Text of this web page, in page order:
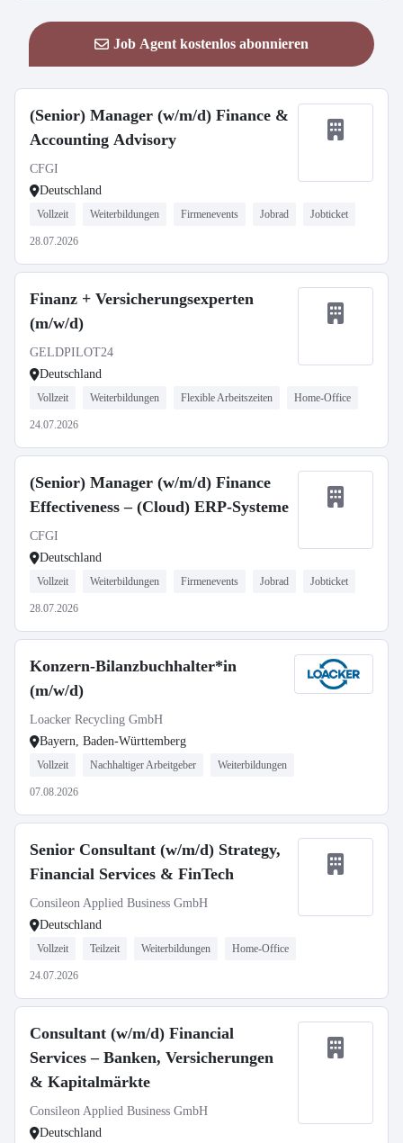
Job Agent kostenlos abonnieren
(Senior) Manager (w/m/d) Finance &
Accounting Advisory
CFGI
Deutschland
Vollzeit Weiterbildungen Firmenevents Jobrad Jobticket
28.07.2026
Finanz + Versicherungsexperten
(m/w/d)
GELDPILOT24
Deutschland
Vollzeit Weiterbildungen Flexible Arbeitszeiten Home-Office
24.07.2026
(Senior) Manager (w/m/d) Finance
Effectiveness – (Cloud) ERP-Systeme
CFGI
Deutschland
Vollzeit Weiterbildungen Firmenevents Jobrad Jobticket
28.07.2026
Konzern-Bilanzbuchhalter*in
(m/w/d)
Loacker Recycling GmbH
Bayern, Baden-Württemberg
Vollzeit Nachhaltiger Arbeitgeber Weiterbildungen
07.08.2026
Senior Consultant (w/m/d) Strategy,
Financial Services & FinTech
Consileon Applied Business GmbH
Deutschland
Vollzeit Teilzeit Weiterbildungen Home-Office
24.07.2026
Consultant (w/m/d) Financial
Services – Banken, Versicherungen
& Kapitalmärkte
Consileon Applied Business GmbH
Deutschland